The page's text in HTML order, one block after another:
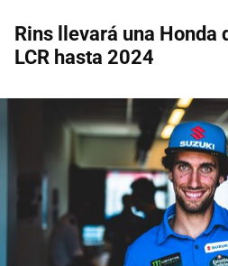
Rins llevará una Honda
LCR hasta 2024